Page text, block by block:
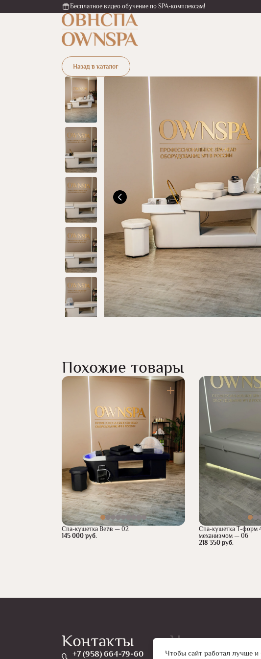
Бесплатное видео обучение по SPA-комплексам!
Назад в каталог
Похожие товары
Спа-кушетка Вейв — 02
145 000 руб.
Спа-кушетка Т-форм
механизмом — 06
218 350 руб.
Контакты
+7 (958) 664-79-60
Навигация
ГЛАВНАЯ
Чтобы сайт работал лучше